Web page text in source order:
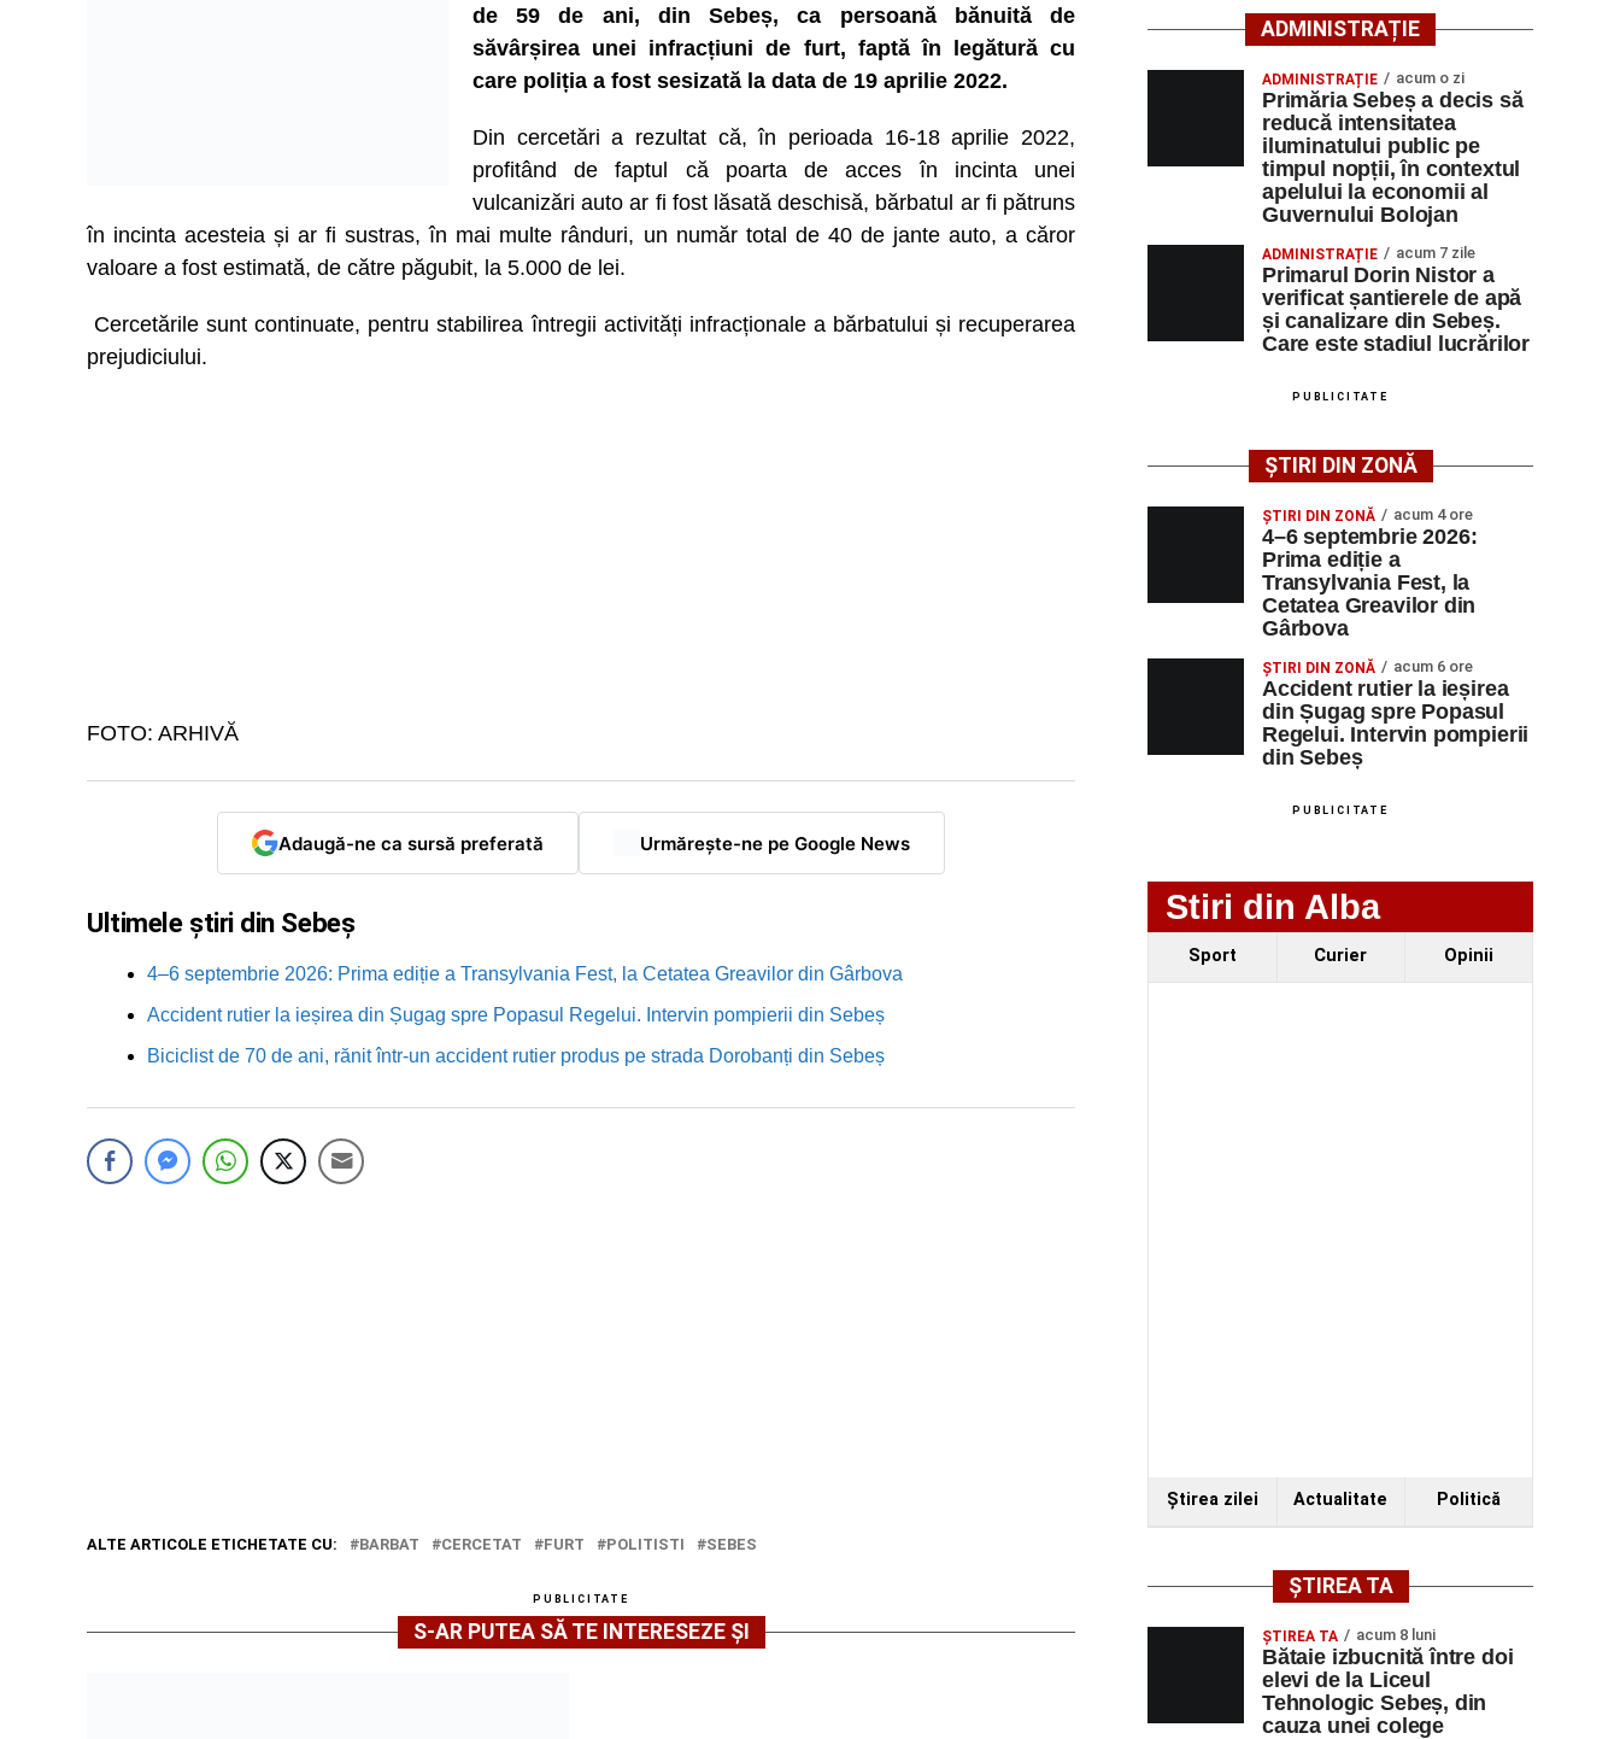
de 59 de ani, din Sebeș, ca persoană bănuită de
săvârșirea unei infracțiuni de furt, faptă în legătură cu
care poliția a fost sesizată la data de 19 aprilie 2022.
Din cercetări a rezultat că, în perioada 16-18 aprilie 2022,
profitând de faptul că poarta de acces în incinta unei
vulcanizări auto ar fi fost lăsată deschisă, bărbatul ar fi pătruns
în incinta acesteia și ar fi sustras, în mai multe rânduri, un număr total de 40 de jante auto, a căror
valoare a fost estimată, de către păgubit, la 5.000 de lei.
Cercetările sunt continuate, pentru stabilirea întregii activități infracționale a bărbatului și recuperarea
prejudiciului.
FOTO: ARHIVĂ
Adaugă-ne ca sursă preferată Urmărește-ne pe Google News
Ultimele știri din Sebeș
4–6 septembrie 2026: Prima ediție a Transylvania Fest, la Cetatea Greavilor din Gârbova
Accident rutier la ieșirea din Șugag spre Popasul Regelui. Intervin pompierii din Sebeș
Biciclist de 70 de ani, rănit într-un accident rutier produs pe strada Dorobanți din Sebeș
ALTE ARTICOLE ETICHETATE CU: BARBAT CERCETAT FURT POLITISTI SEBES
PUBLICITATE
S-AR PUTEA SĂ TE INTERESEZE ȘI
ADMINISTRAȚIE
ADMINISTRAȚIE acum o zi
Primăria Sebeș a decis să
reducă intensitatea
iluminatului public pe
timpul nopții, în contextul
apelului la economii al
Guvernului Bolojan
ADMINISTRAȚIE acum 7 zile
Primarul Dorin Nistor a
verificat șantierele de apă
și canalizare din Sebeș.
Care este stadiul lucrărilor
PUBLICITATE
ȘTIRI DIN ZONĂ
ȘTIRI DIN ZONĂ acum 4 ore
4–6 septembrie 2026:
Prima ediție a
Transylvania Fest, la
Cetatea Greavilor din
Gârbova
ȘTIRI DIN ZONĂ acum 6 ore
Accident rutier la ieșirea
din Șugag spre Popasul
Regelui. Intervin pompierii
din Sebeș
PUBLICITATE
Stiri din Alba
Sport Curier Opinii
Ştirea zilei Actualitate Politică
ȘTIREA TA
ŞTIREA TA acum 8 luni
Bătaie izbucnită între doi
elevi de la Liceul
Tehnologic Sebeș, din
cauza unei colege